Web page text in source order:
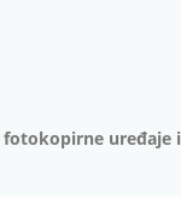
fotokopirne uređaje